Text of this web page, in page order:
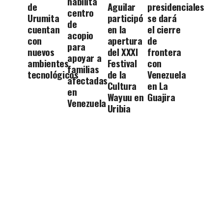
de
Urumita
cuentan
con
nuevos
ambientes
tecnológicos
centro
de
acopio
para
apoyar a
familias
afectadas
en
Venezuela
Aguilar
participó
en la
apertura
del XXXI
Festival
de la
Cultura
Wayuu en
Uribia
presidenciales
se dará
el cierre
de
frontera
con
Venezuela
en La
Guajira